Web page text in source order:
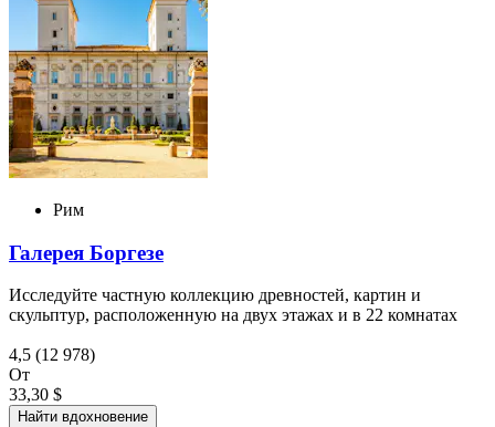
Рим
Галерея Боргезе
Исследуйте частную коллекцию древностей, картин и
скульптур, расположенную на двух этажах и в 22 комнатах
4,5 (12 978)
От
33,30 $
Найти вдохновение